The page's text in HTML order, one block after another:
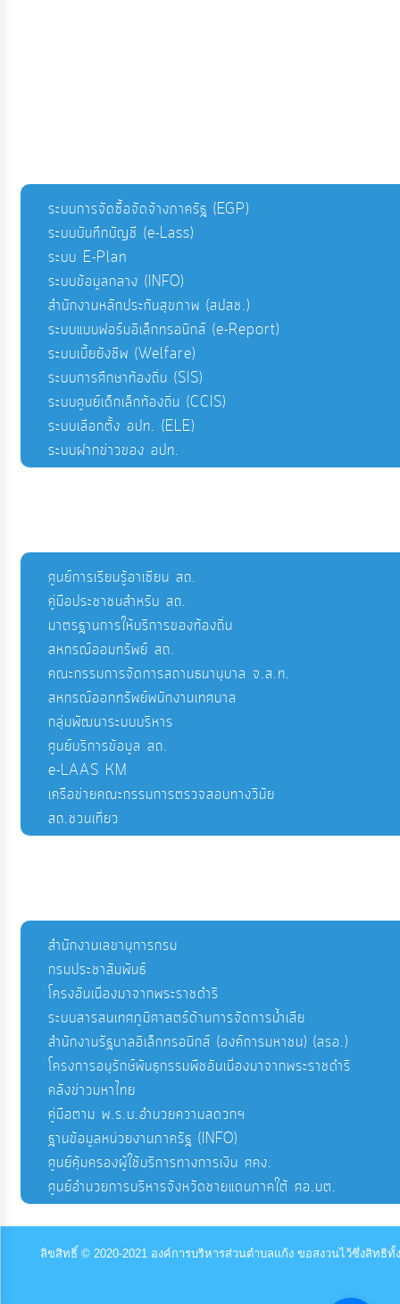
ระบบการจัดซื้อจัดจ้างภาครัฐ (EGP)
ระบบบันทึกบัญชี (e-Lass)
ระบบ E-Plan
ระบบข้อมูลกลาง (INFO)
สำนักงานหลักประกันสุขภาพ (สปสช.)
ระบบแบบฟอร์มอิเล็กทรอนิกส์ (e-Report)
ระบบเบี้ยยังชีพ (Welfare)
ระบบการศึกษาท้องถิ่น (SIS)
ระบบศูนย์เด็กเล็กท้องถิ่น (CCIS)
ระบบเลือกตั้ง อปท. (ELE)
ระบบฝากข่าวของ อปท.
ศูนย์การเรียนรู้อาเซียน สถ.
คู่มือประชาชนสำหรับ สถ.
มาตรฐานการให้บริการของท้องถิ่น
สหกรณ์ออมทรัพย์ สถ.
คณะกรรมการจัดการสถานธนานุบาล จ.ส.ท.
สหกรณ์ออกทรัพย์พนักงานเทศบาล
กลุ่มพัฒนาระบบบริหาร
ศูนย์บริการข้อมูล สถ.
e-LAAS KM
เครือข่ายคณะกรรมการตรวจสอบทางวินัย
สถ.ชวนเที่ยว
สำนักงานเลขานุการกรม
กรมประชาสัมพันธ์
โครงอันเนื่องมาจากพระราชดำริ
ระบบสารสนเทศภูมิศาสตร์ด้านการจัดการน้ำเสีย
สำนักงานรัฐบาลอิเล็กทรอนิกส์ (องค์การมหาชน) (สรอ.)
โครงการอนุรักษ์พันธุกรรมพืชอันเนื่องมาจากพระราชดำริ
คลังข่าวมหาไทย
คู่มือตาม พ.ร.บ.อำนวยความสดวกฯ
ฐานข้อมูลหน่วยงานภาครัฐ (INFO)
ศูนย์คุ้มครองผู้ใช้บริการทางการเงิน ศคง.
ศูนย์อำนวยการบริหารจังหวัดชายแดนภาคใต้ ศอ.บต.
ลิขสิทธิ์ © 2020-2021 องค์การบริหารส่วนตำบลแก้ง ขอสงวนไว้ซึ่งสิทธิ